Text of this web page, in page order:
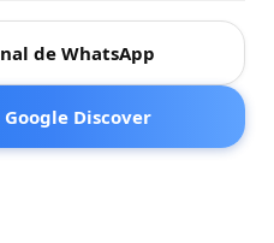
de WhatsApp
Discover